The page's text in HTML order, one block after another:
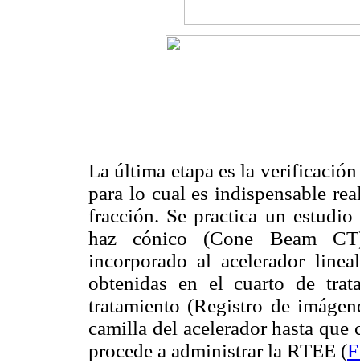
La última etapa es la
para lo cual es indispensable
fracción. Se practica un
haz cónico (Cone Beam
incorporado al acelerador
obtenidas en el cuarto de
tratamiento (Registro de
camilla del acelerador hasta que
procede a administrar la RTEE (